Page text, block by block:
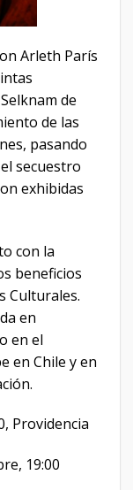
Arleth París
de
de las
pasando
secuestro
exhibidas
con la
beneficios
Culturales.
en
en el
en Chile y en
Providencia
19:00